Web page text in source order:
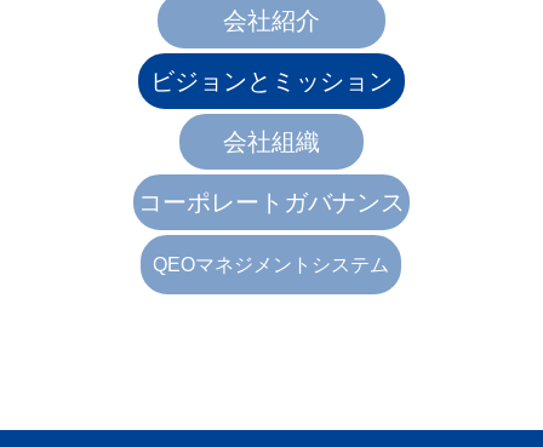
会社紹介
ビジョンとミッション
会社組織
コーポレートガバナンス
QEOマネジメントシステム